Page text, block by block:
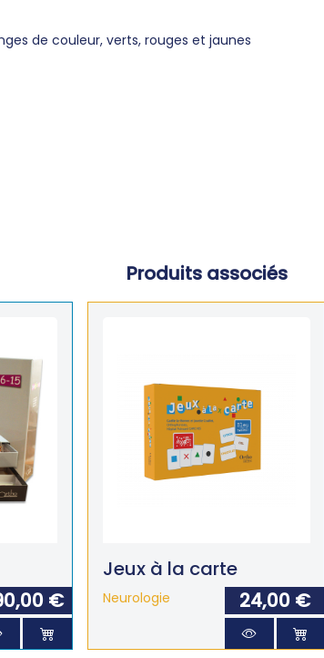
de couleur, verts, rouges et jaunes
Produits associés
€
Jeux à la carte
Neurologie 24,00 €